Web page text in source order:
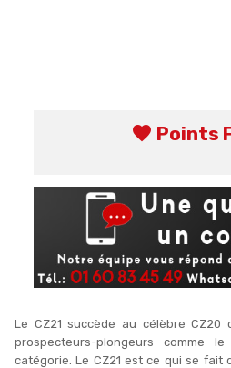
favorite Points
Le CZ21 succède au célèbre CZ20
prospecteurs-plongeurs comme
catégorie. Le CZ21 est ce qui se fait